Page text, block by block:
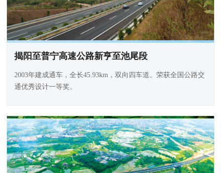
揭阳至普宁高速公路新亨至池尾段
2003年建成通车，全长45.93km，双向四车道。荣获全国公路交
通优秀设计一等奖。